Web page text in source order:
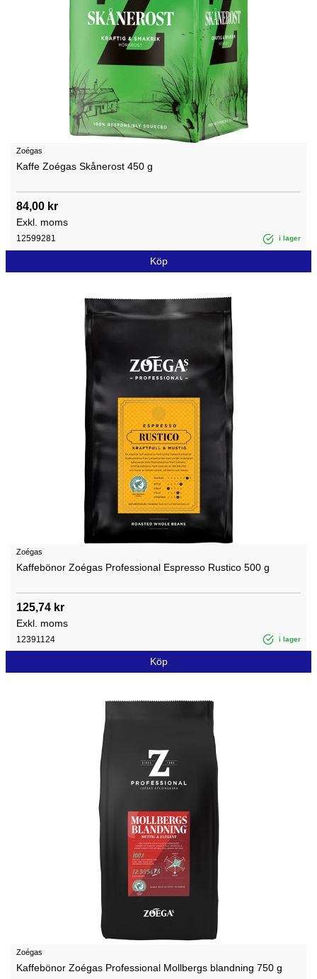
Zoégas
Kaffe Zoégas Skånerost 450 g
84,00 kr
Exkl. moms
12599281 i lager
Köp
Zoégas
Kaffebönor Zoégas Professional Espresso Rustico 500 g
125,74 kr
Exkl. moms
12391124 i lager
Köp
Zoégas
Kaffebönor Zoégas Professional Mollbergs blandning 750 g